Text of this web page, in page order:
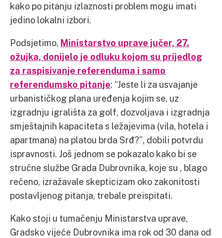
kako po pitanju izlaznosti problem mogu imati
jedino lokalni izbori.
Podsjetimo, Ministarstvo uprave jučer, 27.
ožujka, donijelo je odluku kojom su prijedlog
za raspisivanje referenduma i samo
referendumsko pitanje: “Jeste li za usvajanje
urbanističkog plana uređenja kojim se, uz
izgradnju igrališta za golf, dozvoljava i izgradnja
smještajnih kapaciteta s ležajevima (vila, hotela i
apartmana) na platou brda Srđ?”, dobili potvrdu
ispravnosti. Još jednom se pokazalo kako bi se
stručne službe Grada Dubrovnika, koje su , blago
rečeno, izražavale skepticizam oko zakonitosti
postavljenog pitanja, trebale preispitati.
Kako stoji u tumačenju Ministarstva uprave,
Gradsko vijeće Dubrovnika ima rok od 30 dana od